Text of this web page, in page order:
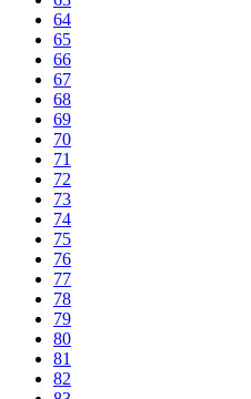
64
65
66
67
68
69
70
71
72
73
74
75
76
77
78
79
80
81
82